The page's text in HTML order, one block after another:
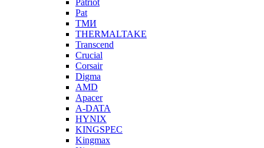
Patriot
Pat
ТМИ
THERMALTAKE
Transcend
Crucial
Corsair
Digma
AMD
Apacer
A-DATA
HYNIX
KINGSPEC
Kingmax